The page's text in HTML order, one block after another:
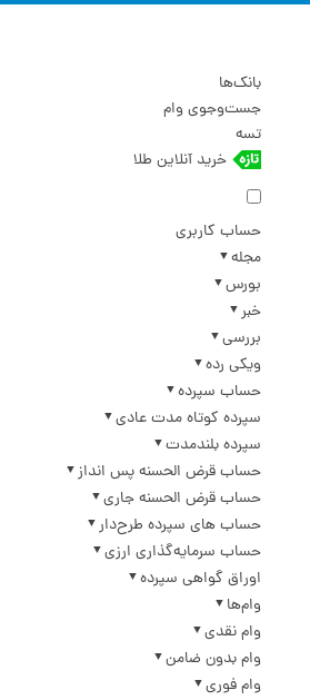
بانک‌ها
جست‌وجوی وام
تسه
خرید آنلاین طلا
حساب کاربری
مجله
بورس
خبر
بررسی
ویکی رده
حساب سپرده
سپرده کوتاه مدت عادی
سپرده بلندمدت
حساب قرض الحسنه پس انداز
حساب قرض الحسنه جاری
حساب های سپرده طرح‌دار
حساب سرمایه‌گذاری ارزی
اوراق گواهی سپرده
وام‌ها
وام نقدی
وام بدون ضامن
وام فوری